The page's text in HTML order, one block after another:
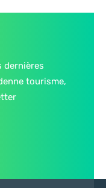
dernières
tourisme,